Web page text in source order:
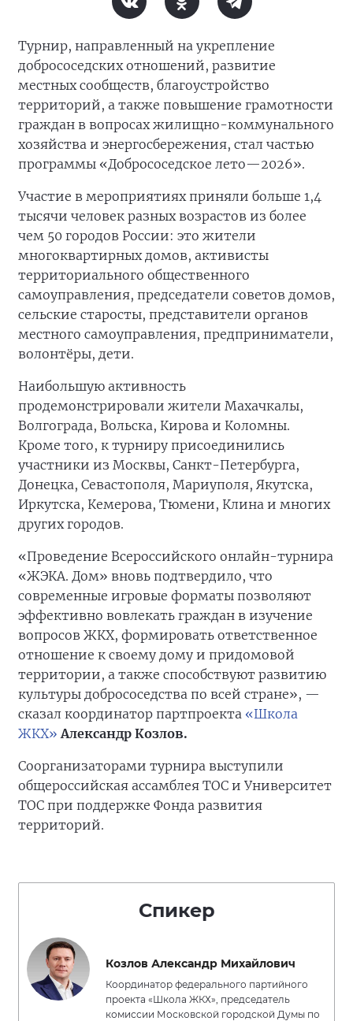
Турнир, направленный на укрепление
добрососедских отношений, развитие
местных сообществ, благоустройство
территорий, а также повышение грамотности
граждан в вопросах жилищно-коммунального
хозяйства и энергосбережения, стал частью
программы «Добрососедское лето—2026».
Участие в мероприятиях приняли больше 1,4
тысячи человек разных возрастов из более
чем 50 городов России: это жители
многоквартирных домов, активисты
территориального общественного
самоуправления, председатели советов домов,
сельские старосты, представители органов
местного самоуправления, предприниматели,
волонтёры, дети.
Наибольшую активность
продемонстрировали жители Махачкалы,
Волгограда, Вольска, Кирова и Коломны.
Кроме того, к турниру присоединились
участники из Москвы, Санкт-Петербурга,
Донецка, Севастополя, Мариуполя, Якутска,
Иркутска, Кемерова, Тюмени, Клина и многих
других городов.
«Проведение Всероссийского онлайн-турнира
«ЖЭКА. Дом» вновь подтвердило, что
современные игровые форматы позволяют
эффективно вовлекать граждан в изучение
вопросов ЖКХ, формировать ответственное
отношение к своему дому и придомовой
территории, а также способствуют развитию
культуры добрососедства по всей стране», —
сказал координатор партпроекта «Школа
ЖКХ» Александр Козлов.
Соорганизаторами турнира выступили
общероссийская ассамблея ТОС и Университет
ТОС при поддержке Фонда развития
территорий.
Спикер
Козлов Александр Михайлович
Координатор федерального партийного
проекта «Школа ЖКХ», председатель
комиссии Московской городской Думы по